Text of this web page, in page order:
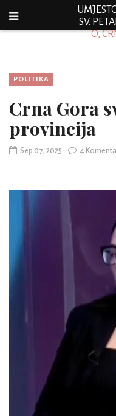
SV.
"O,
POLITIKA
Crna Gora
provincija
Sep 07, 2025 4